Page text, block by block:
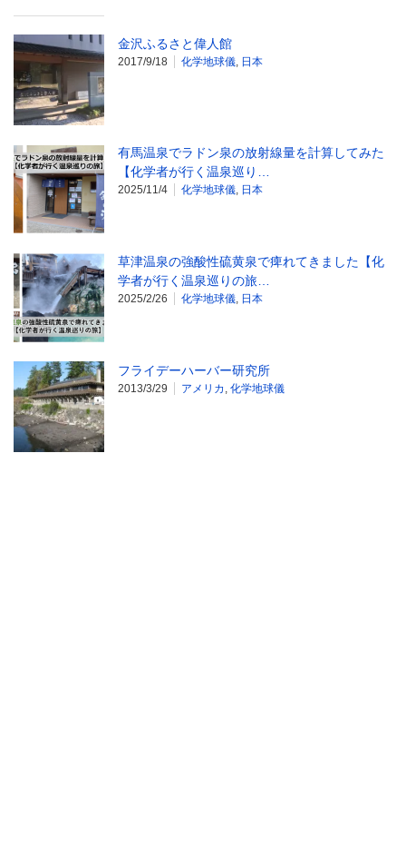
金沢ふるさと偉人館
2017/9/18 化学地球儀, 日本
有馬温泉でラドン泉の放射線量を計算してみた
【化学者が行く温泉巡り…
2025/11/4 化学地球儀, 日本
草津温泉の強酸性硫黄泉で痺れてきました【化
学者が行く温泉巡りの旅…
2025/2/26 化学地球儀, 日本
フライデーハーバー研究所
2013/3/29 アメリカ , 化学地球儀